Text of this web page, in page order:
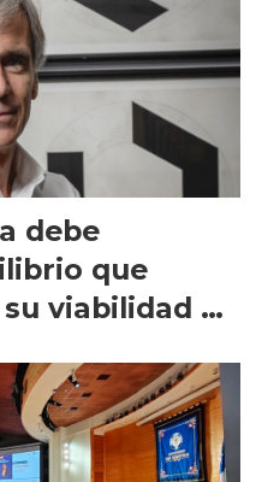
debe
que
viabilidad de